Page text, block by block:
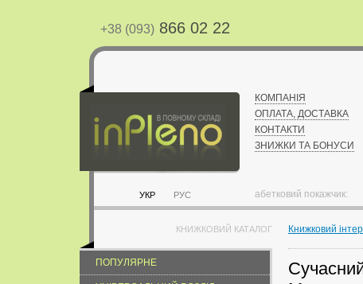
+38 (093) 866 02 22
УКР РУС
КОМПАНІЯ
ОПЛАТА, ДОСТАВКА
КОНТАКТИ
ЗНИЖКИ ТА БОНУСИ
абетковий покажчик:
КНИЖКОВИЙ КАТАЛОГ
ПОПУЛЯРНЕ
Книжковий